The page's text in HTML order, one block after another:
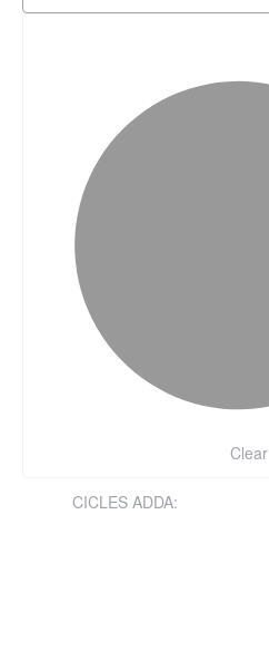
Clear
CICLES ADDA: